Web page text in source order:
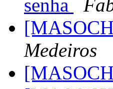
senha
Medeiros